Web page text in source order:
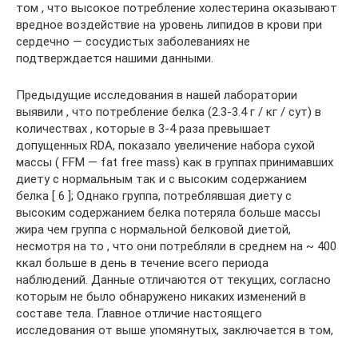
том , что высокое потребление холестерина оказывают
вредное воздействие на уровень липидов в крови при
сердечно — сосудистых заболеваниях не
подтверждается нашими данными.
Предыдущие исследования в нашей лаборатории
выявили , что потребление белка (2.3-3.4 г / кг / сут) в
количествах , которые в 3-4 раза превышает
допущенных RDA, показало увеличение набора сухой
массы ( FFM — fat free mass) как в группах принимавших
диету с нормальным так и с высоким содержанием
белка [ 6 ]; Однако группа, потреблявшая диету с
высоким содержанием белка потеряла больше массы
жира чем группа с нормальной белковой диетой,
несмотря на то , что они потребляли в среднем на ~ 400
ккал больше в день в течение всего периода
наблюдений. Данные отличаются от текущих, согласно
которым не было обнаружено никаких изменений в
составе тела. Главное отличие настоящего
исследования от выше упомянутых, заключается в том,